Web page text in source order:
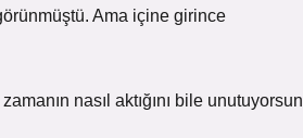
Ama içine girince
nasıl aktığını bile